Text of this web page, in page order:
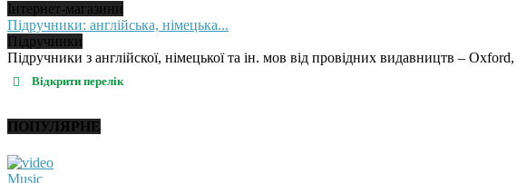
Інтернет-магазини
Підручники: англійська, німецька...
Підручники
Підручники з англійскої, німецької та ін. мов від провідних видавництв –
Відкрити перелік
ПОПУЛЯРНЕ
Music